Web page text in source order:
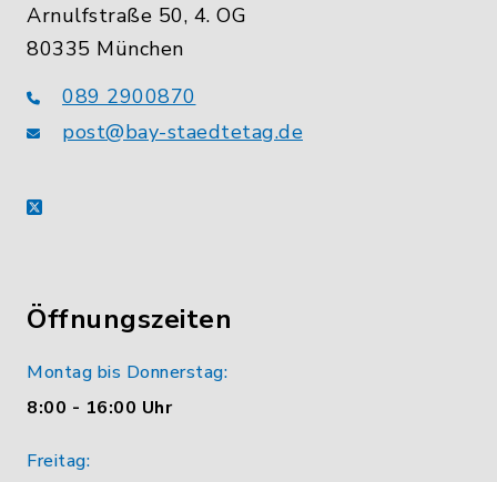
Arnulfstraße 50, 4. OG
80335 München
089 2900870
post@bay-staedtetag.de
X
Öffnungszeiten
Montag bis Donnerstag:
8:00 - 16:00 Uhr
Freitag: